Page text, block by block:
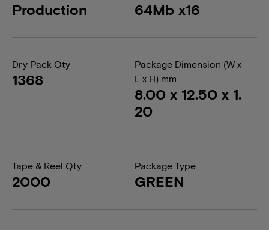
Production 64Mb x16
Dry Pack Qty
1368
Package Dimension (W x
L x H) mm
8.00 x 12.50 x 1.
20
Tape & Reel Qty
2000
Package Type
GREEN